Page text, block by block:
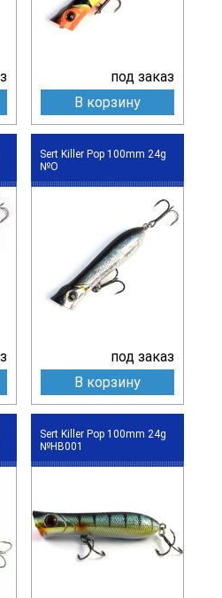
под заказ
В корзину
Sert Killer Pop 100mm 24g
№O
под заказ
В корзину
Sert Killer Pop 100mm 24g
№HB001